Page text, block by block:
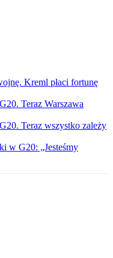
Kreml płaci fortunę
Teraz Warszawa
Teraz wszystko zależy
w G20: „Jesteśmy